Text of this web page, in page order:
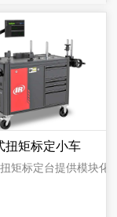
手扭力调整方便快
扭矩标定小车
矩标定台提供模块化